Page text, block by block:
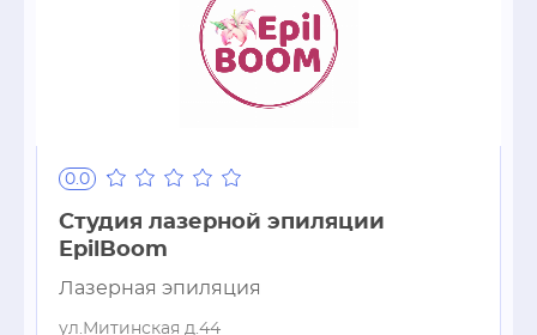
0.0
Студия лазерной эпиляции
EpilBoom
Лазерная эпиляция
ул.Митинская д.44